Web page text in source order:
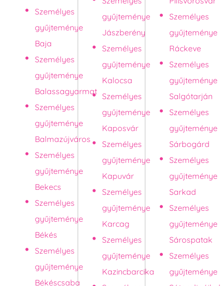
Személyes
gyűjteménye
Baja
Személyes
gyűjteménye
Balassagyarmat
Személyes
gyűjteménye
Balmazújváros
Személyes
gyűjteménye
Bekecs
Személyes
gyűjteménye
Békés
Személyes
gyűjteménye
Békéscsaba
gyűjteménye
Jászberény
Személyes
gyűjteménye
Kalocsa
Személyes
gyűjteménye
Kaposvár
Személyes
gyűjteménye
Kapuvár
Személyes
gyűjteménye
Karcag
Személyes
gyűjteménye
Kazincbarcika
Személyes
gyűjteménye
Ráckeve
Személyes
gyűjteménye
Salgótarján
Személyes
gyűjteménye
Sárbogárd
Személyes
gyűjteménye
Sarkad
Személyes
gyűjteménye
Sárospatak
Személyes
gyűjteménye